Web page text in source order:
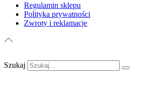
Regulamin sklepu
Polityka prywatności
Zwroty i reklamacje
Szukaj